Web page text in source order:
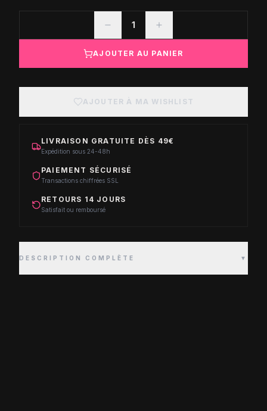
1
AJOUTER AU PANIER
AJOUTER À MA WISHLIST
LIVRAISON GRATUITE DÈS 49€
Expédition sous 24-48h
PAIEMENT SÉCURISÉ
Transactions chiffrées SSL
RETOURS 14 JOURS
Satisfait ou remboursé
DESCRIPTION COMPLÈTE ▼